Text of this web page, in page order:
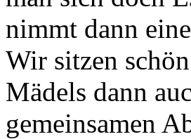
nimmt dann
Wir sitzen
Mädels dann
gemeinsamen